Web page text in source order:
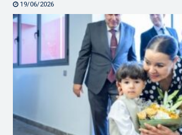
19/06/2026